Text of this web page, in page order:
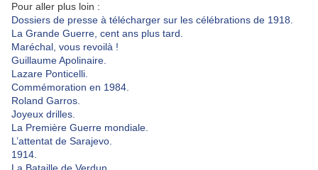
Pour aller plus loin :
Dossiers de presse à télécharger sur les célébrations de 1918.
La Grande Guerre, cent ans plus tard.
Maréchal, vous revoilà !
Guillaume Apolinaire.
Lazare Ponticelli.
Commémoration en 1984.
Roland Garros.
Joyeux drilles.
La Première Guerre mondiale.
L’attentat de Sarajevo.
1914.